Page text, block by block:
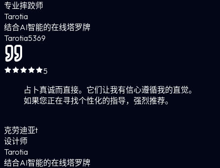
专业摔跤师
Tarotia
结合AI智能的在线塔罗牌
Tarotia5369
5
占卜真诚而直接。它们让我有信心遵循我的直觉。
如果您正在寻找个性化的指导，强烈推荐。
克劳迪亚t
设计师
Tarotia
结合AI智能的在线塔罗牌